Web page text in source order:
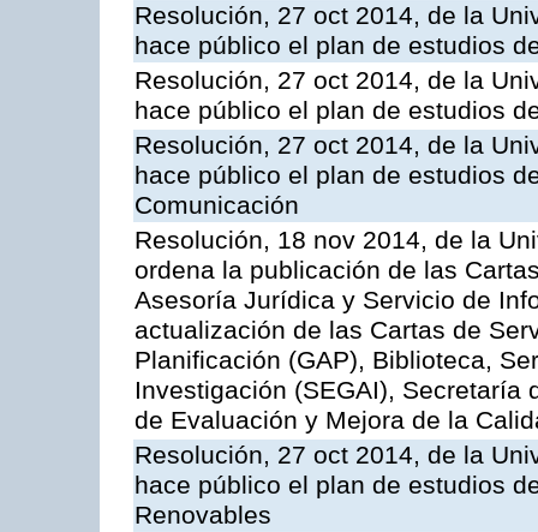
Resolución, 27 oct 2014, de la
hace público el plan de estudios
Resolución, 27 oct 2014, de la
hace público el plan de estudios
Resolución, 27 oct 2014, de la
hace público el plan de estudios
Comunicación
Resolución, 18 nov 2014, de la
ordena la publicación de las
Asesoría Jurídica y Servicio de
actualización de las Cartas de
Planificación (GAP), Biblioteca,
Investigación (SEGAI), Secretaría
de Evaluación y Mejora de la
Resolución, 27 oct 2014, de la
hace público el plan de estudios
Renovables